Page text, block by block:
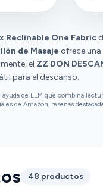
Reclinable One Fabric
de Masaje ofrece
el ZZ DON
para el descanso.
de LLM que combina
de Amazon, reseñas
48 productos